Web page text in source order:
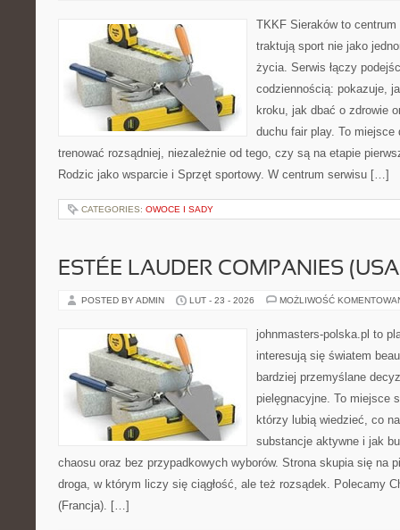
TKKF Sieraków to
traktują sport nie jako
życia. Serwis łączy
codziennością: pokazuje,
kroku, jak dbać o zdrowie
duchu fair play. To
trenować rozsądniej, niezależnie od tego, czy są na etapie
Rodzic jako wsparcie i Sprzęt sportowy. W centrum serwisu […]
CATEGORIES: OWOCE I SADY
ESTÉE LAUDER COMPANIES
POSTED BY ADMIN LUT - 23 - 2026 MOŻLIWOŚĆ
johnmasters-polska.pl to
interesują się światem
bardziej przemyślane
pielęgnacyjne. To miejsce
którzy lubią wiedzieć, co
substancje aktywne i jak
chaosu oraz bez przypadkowych wyborów. Strona skupia się na
droga, w którym liczy się ciągłość, ale też rozsądek. Polecamy
(Francja). […]